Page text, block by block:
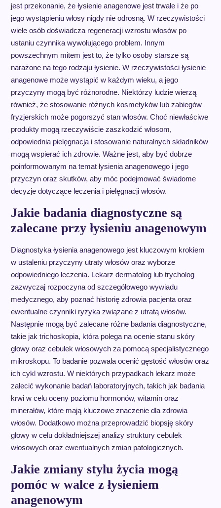
jest przekonanie, że łysienie anagenowe jest trwałe i że po
jego wystąpieniu włosy nigdy nie odrosną. W rzeczywistości
wiele osób doświadcza regeneracji wzrostu włosów po
ustaniu czynnika wywołującego problem. Innym
powszechnym mitem jest to, że tylko osoby starsze są
narażone na tego rodzaju łysienie. W rzeczywistości łysienie
anagenowe może wystąpić w każdym wieku, a jego
przyczyny mogą być różnorodne. Niektórzy ludzie wierzą
również, że stosowanie różnych kosmetyków lub zabiegów
fryzjerskich może pogorszyć stan włosów. Choć niewłaściwe
produkty mogą rzeczywiście zaszkodzić włosom,
odpowiednia pielęgnacja i stosowanie naturalnych składników
mogą wspierać ich zdrowie. Ważne jest, aby być dobrze
poinformowanym na temat łysienia anagenowego i jego
przyczyn oraz skutków, aby móc podejmować świadome
decyzje dotyczące leczenia i pielęgnacji włosów.
Jakie badania diagnostyczne są
zalecane przy łysieniu anagenowym
Diagnostyka łysienia anagenowego jest kluczowym krokiem
w ustaleniu przyczyny utraty włosów oraz wyborze
odpowiedniego leczenia. Lekarz dermatolog lub trycholog
zazwyczaj rozpoczyna od szczegółowego wywiadu
medycznego, aby poznać historię zdrowia pacjenta oraz
ewentualne czynniki ryzyka związane z utratą włosów.
Następnie mogą być zalecane różne badania diagnostyczne,
takie jak trichoskopia, która polega na ocenie stanu skóry
głowy oraz cebulek włosowych za pomocą specjalistycznego
mikroskopu. To badanie pozwala ocenić gęstość włosów oraz
ich cykl wzrostu. W niektórych przypadkach lekarz może
zalecić wykonanie badań laboratoryjnych, takich jak badania
krwi w celu oceny poziomu hormonów, witamin oraz
minerałów, które mają kluczowe znaczenie dla zdrowia
włosów. Dodatkowo można przeprowadzić biopsję skóry
głowy w celu dokładniejszej analizy struktury cebulek
włosowych oraz ewentualnych zmian patologicznych.
Jakie zmiany stylu życia mogą
pomóc w walce z łysieniem
anagenowym